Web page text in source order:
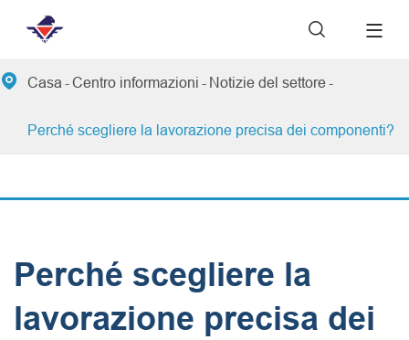

 Casa Centro informazioni Notizie del settore
Perché scegliere la lavorazione precisa dei componenti?
Perché scegliere la
lavorazione precisa dei